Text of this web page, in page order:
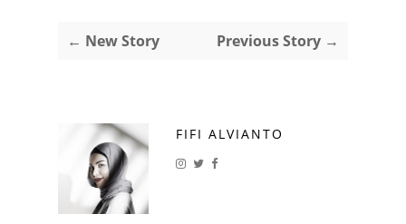
← New Story Previous Story →
FIFI ALVIANTO